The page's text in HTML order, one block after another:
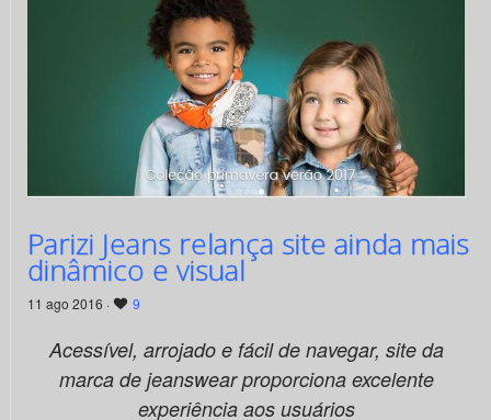
Parizi Jeans relança site ainda mais
dinâmico e visual
11 ago 2016 · 9
Acessível, arrojado e fácil de navegar, site da
marca de jeanswear proporciona excelente
experiência aos usuários